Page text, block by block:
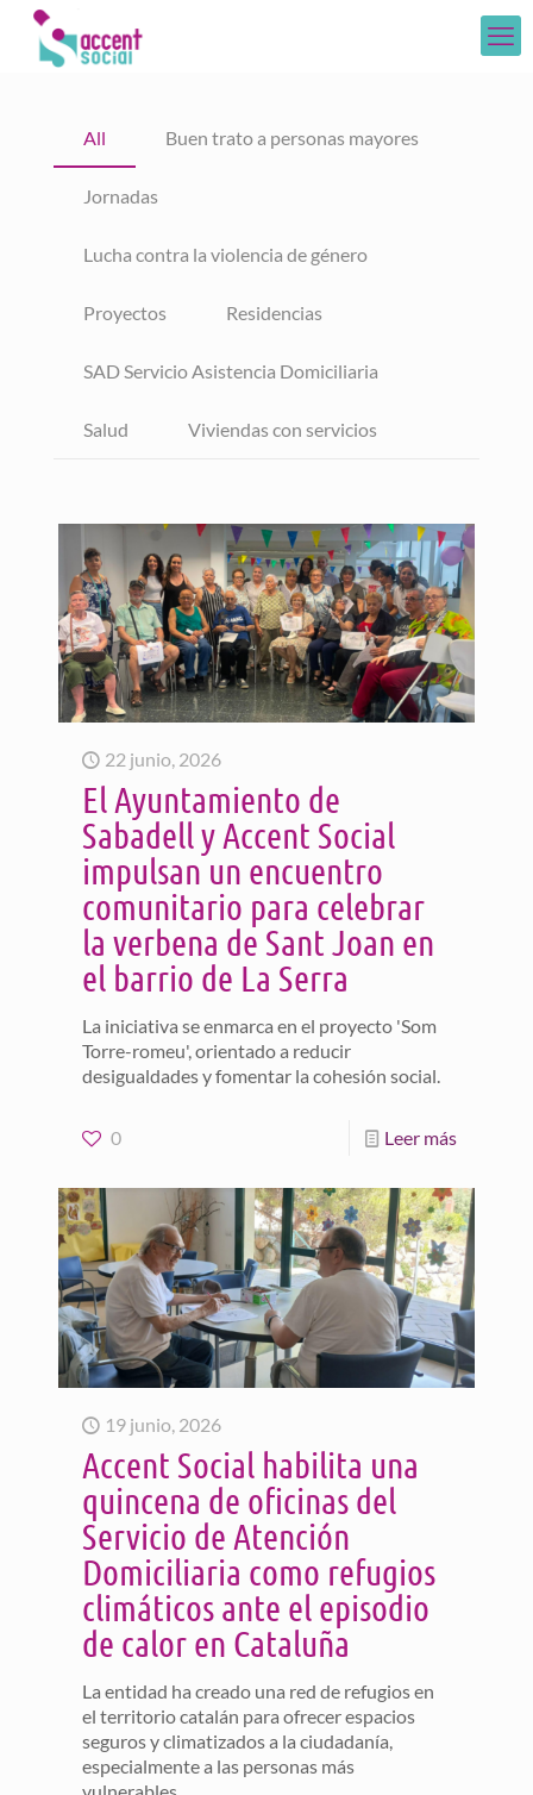
All Buen trato a personas mayores
Jornadas
Lucha contra la violencia de género
Proyectos Residencias
SAD Servicio Asistencia Domiciliaria
Salud Viviendas con servicios
22 junio, 2026
El Ayuntamiento de
Sabadell y Accent Social
impulsan un encuentro
comunitario para celebrar
la verbena de Sant Joan en
el barrio de La Serra
La iniciativa se enmarca en el proyecto 'Som
Torre-romeu', orientado a reducir
desigualdades y fomentar la cohesión social.
0 Leer más
19 junio, 2026
Accent Social habilita una
quincena de oficinas del
Servicio de Atención
Domiciliaria como refugios
climáticos ante el episodio
de calor en Cataluña
La entidad ha creado una red de refugios en
el territorio catalán para ofrecer espacios
seguros y climatizados a la ciudadanía,
especialmente a las personas más